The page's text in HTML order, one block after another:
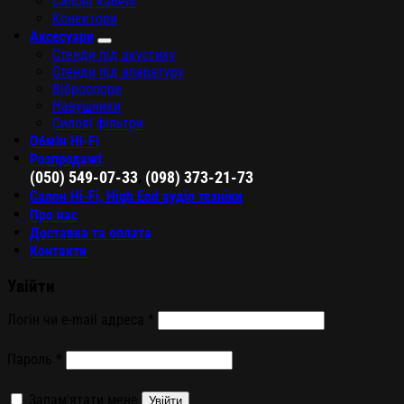
Конектори
Аксесуари
Стенди під акустику
Стенди під апаратуру
Віброопори
Навушники
Силові фільтри
Обмін Hi-Fi
Розпродажі
(050) 549-07-33 (098) 373-21-73
Салон Hi-Fi, High End аудіо техніки
Про нас
Доставка та оплата
Контакти
Увійти